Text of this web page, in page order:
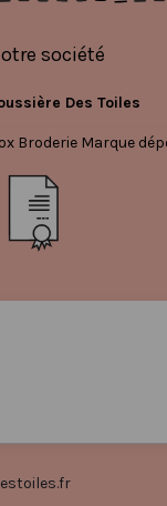
société
Des Toiles
Broderie Marque